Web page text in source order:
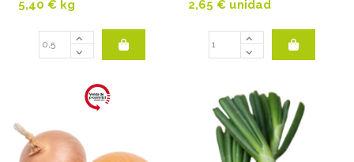
5,40 € kg 2,65 € unidad